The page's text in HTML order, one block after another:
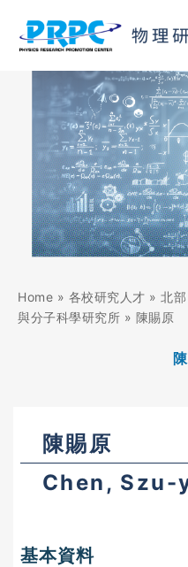
Home » 各校研究人才 » 北部
與分子科學研究所 » 陳賜原
陳賜原
Chen, Szu-
基本資料